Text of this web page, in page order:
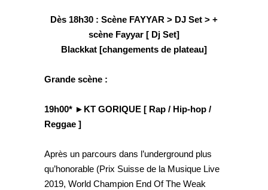
Dès 18h30 : Scène FAYYAR > DJ Set > +
scène Fayyar [ Dj Set]
Blackkat [changements de plateau]
Grande scène :
19h00* ►KT GORIQUE [ Rap / Hip-hop /
Reggae ]
Après un parcours dans l’underground plus
qu’honorable (Prix Suisse de la Musique Live
2019, World Champion End Of The Weak